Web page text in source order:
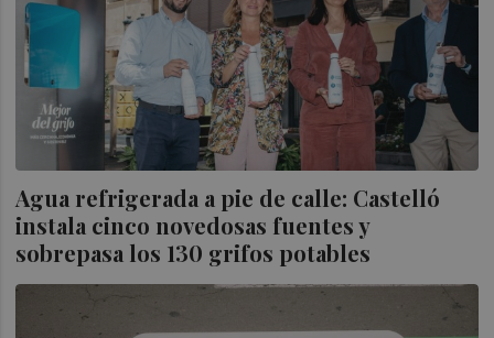
Agua refrigerada a pie de calle: Castelló
instala cinco novedosas fuentes y
sobrepasa los 130 grifos potables